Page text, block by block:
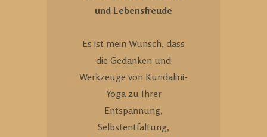
und Lebensfreude
Es ist mein Wunsch, dass
die Gedanken und
Werkzeuge von Kundalini-
Yoga zu Ihrer
Entspannung,
Selbstentfaltung,